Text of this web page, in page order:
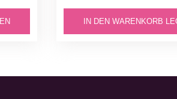
IN DEN WARENKORB